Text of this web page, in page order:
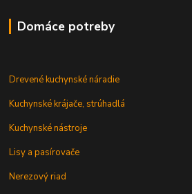
Domáce potreby
Drevené kuchynské náradie
Kuchynské krájače, strúhadlá
Kuchynské nástroje
Lisy a pasírovače
Nerezový riad